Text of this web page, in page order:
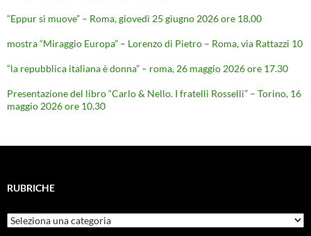
“Eppur si muove” – Roma, giovedì 25 giugno 2026 ore 18,00
mostra “Miraggio Europa” – Lorenzo di Pietro – Roma, via Rattazzi 10
“la repubblica italiana è donna” – roma, 26 maggio 2026 ore 17.30
Presentazione del libro “Carlo & Nello. I fratelli Rosselli” – Torino, 16
maggio 2026 ore 10.30
RUBRICHE
Rubriche